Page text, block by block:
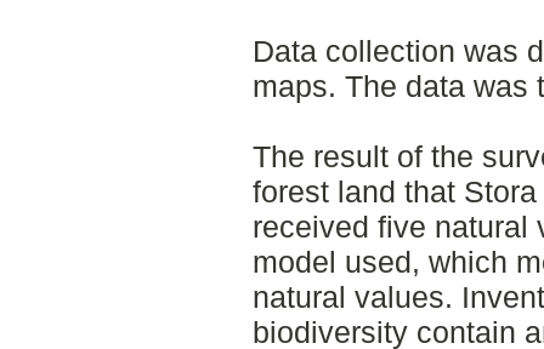
Data collection was
maps. The data was
The result of the
forest land that
received five natural
model used, which
natural values.
biodiversity contain